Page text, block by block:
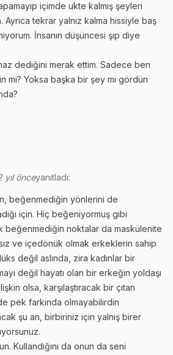
içimde ukte kalmış şeyleri
Ayrıca tekrar yalnız kalma hissiyle baş
İnsanın düşüncesi şıp diye
dediğini merak ettim. Sadece ben
mi? Yoksa başka bir şey mi gördün
yıl önceyanıtladı:
beğenmediğin yönlerini de
için. Hiç beğeniyormuş gibi
beğenmediğin noktalar da maskülenite
ve içedönük olmak erkeklerin sahip
değil aslında, zira kadınlar bir
değil hayatı olan bir erkeğin yoldaşı
olsa, karşılaştıracak bir çıtan
pek farkında olmayabilirdin
şu an, birbiriniz için yalnış birer
Kullandığını da onun da seni